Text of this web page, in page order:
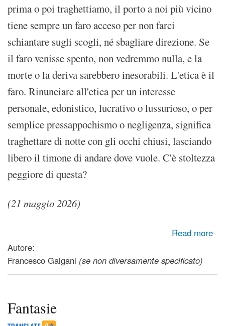
prima o poi traghettiamo, il porto a noi più vicino
tiene sempre un faro acceso per non farci
schiantare sugli scogli, né sbagliare direzione. Se
il faro venisse spento, non vedremmo nulla, e la
morte o la deriva sarebbero inesorabili. L'etica è il
faro. Rinunciare all'etica per un interesse
personale, edonistico, lucrativo o lussurioso, o per
semplice pressappochismo o negligenza, significa
traghettare di notte con gli occhi chiusi, lasciando
libero il timone di andare dove vuole. C'è stoltezza
peggiore di questa?
(21 maggio 2026)
Read more
Autore:
Francesco Galgani (se non diversamente specificato)
Fantasie